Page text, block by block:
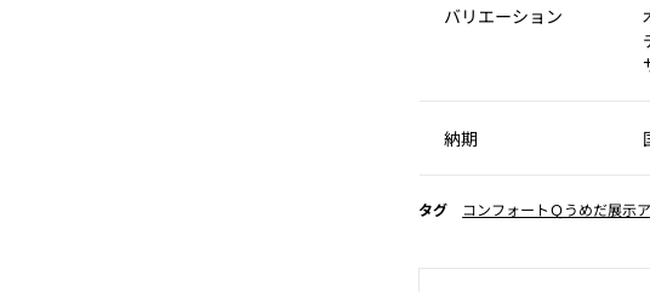
バリエーション
納期
タグ コンフォートＱうめだ展示